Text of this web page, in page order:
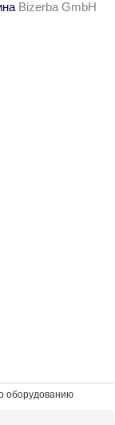
Bizerba GmbH
оборудованию